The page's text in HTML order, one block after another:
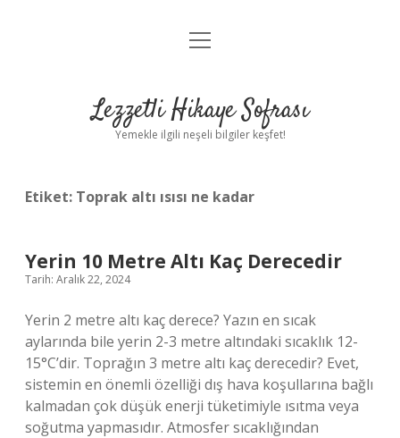
Anasayfa
Yasal Uyarı
menüyü
Lezzetli Hikaye Sofrası
Yemekle ilgili neşeli bilgiler keşfet!
Etiket: Toprak altı ısısı ne kadar
Yerin 10 Metre Altı Kaç Derecedir
Tarih: Aralık 22, 2024
Yerin 2 metre altı kaç derece? Yazın en sıcak
aylarında bile yerin 2-3 metre altındaki sıcaklık 12-
15°C’dir. Toprağın 3 metre altı kaç derecedir? Evet,
sistemin en önemli özelliği dış hava koşullarına bağlı
kalmadan çok düşük enerji tüketimiyle ısıtma veya
soğutma yapmasıdır. Atmosfer sıcaklığından